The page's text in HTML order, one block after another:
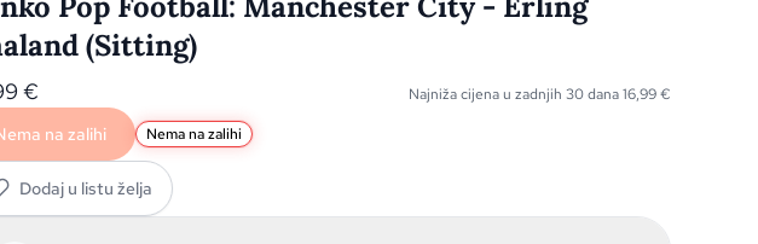
(Sitting)
€ Najniža cijena u zadnjih 30 dana16,99€
na zalihi Nema na zalihi
Dodaj u listu želja